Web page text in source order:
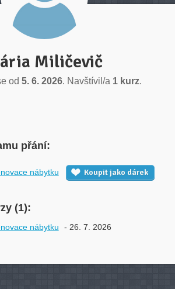
Miličevič
od 5. 6. 2026. Navštívil/a 1 kurz.
přání:
nábytku Koupit jako dárek
(1):
nábytku - 26. 7. 2026